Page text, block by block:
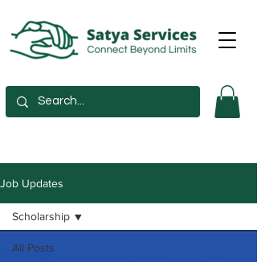
Job Updates
All Posts
Scholarship